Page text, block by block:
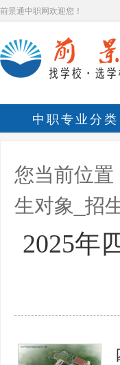
前景通中职网欢迎您！
中职专业分类
您当前位置
生对象_招
2025年